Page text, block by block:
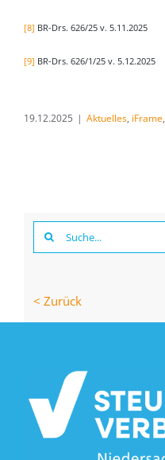
[8] BR-Drs. 626/25 v. 5.11.2025
[9] BR-Drs. 626/1/25 v. 5.12.2025
19.12.2025 | Aktuelles, iFrame,
Suche
nach:
< Zurück